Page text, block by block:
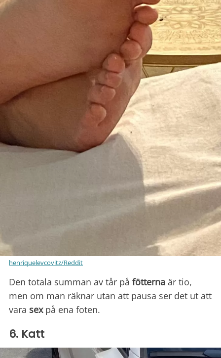
henriquelevcovitz/Reddit
Den totala summan av tår på fötterna är tio,
men om man räknar utan att pausa ser det ut att
vara sexpå ena foten.
6. Katt